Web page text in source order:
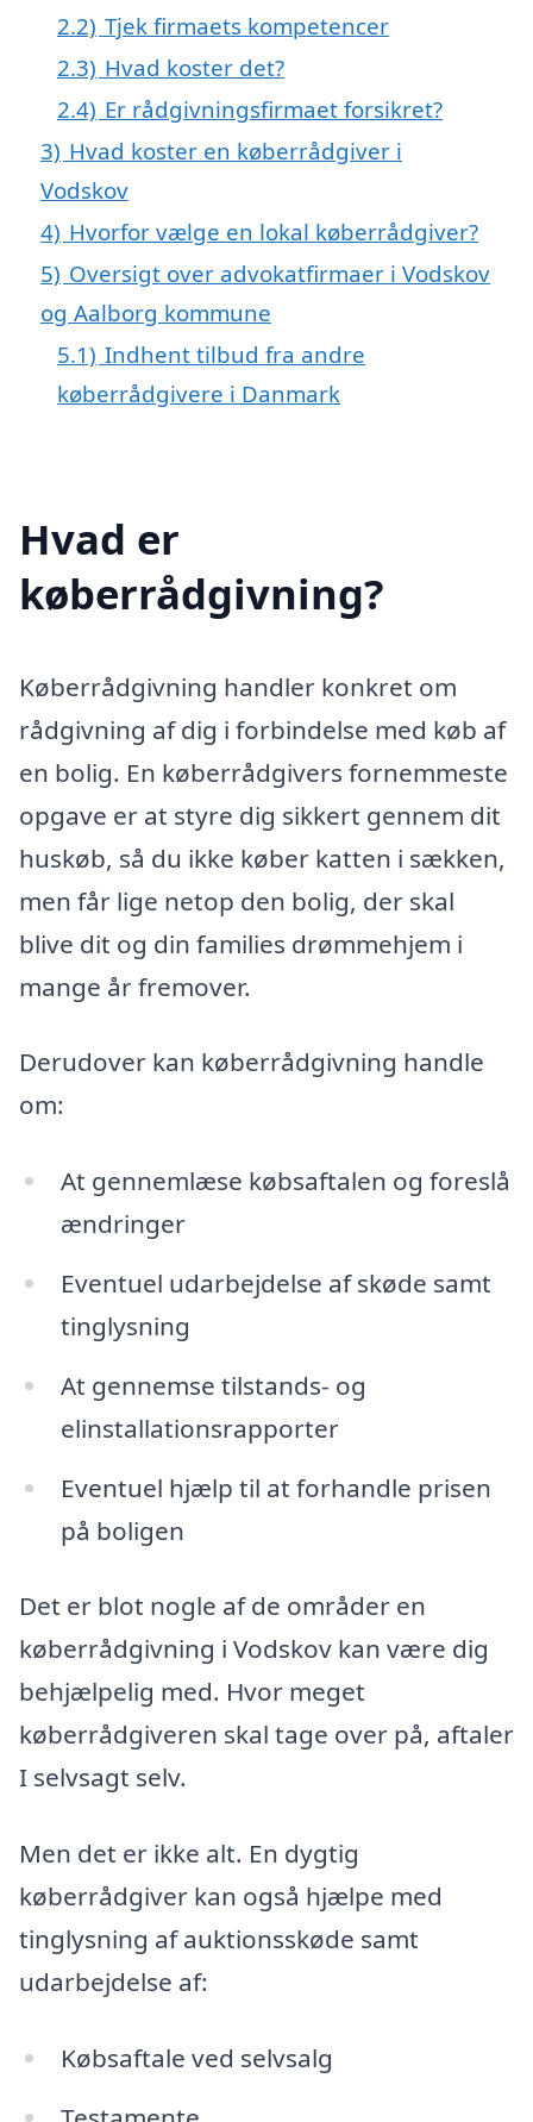
2.2) Tjek firmaets kompetencer
2.3) Hvad koster det?
2.4) Er rådgivningsfirmaet forsikret?
3) Hvad koster en køberrådgiver i
Vodskov
4) Hvorfor vælge en lokal køberrådgiver?
5) Oversigt over advokatfirmaer i Vodskov
og Aalborg kommune
5.1) Indhent tilbud fra andre
køberrådgivere i Danmark
Hvad er
køberrådgivning?
Køberrådgivning handler konkret om
rådgivning af dig i forbindelse med køb af
en bolig. En køberrådgivers fornemmeste
opgave er at styre dig sikkert gennem dit
huskøb, så du ikke køber katten i sækken,
men får lige netop den bolig, der skal
blive dit og din families drømmehjem i
mange år fremover.
Derudover kan køberrådgivning handle
om:
At gennemlæse købsaftalen og foreslå
ændringer
Eventuel udarbejdelse af skøde samt
tinglysning
At gennemse tilstands- og
elinstallationsrapporter
Eventuel hjælp til at forhandle prisen
på boligen
Det er blot nogle af de områder en
køberrådgivning i Vodskov kan være dig
behjælpelig med. Hvor meget
køberrådgiveren skal tage over på, aftaler
I selvsagt selv.
Men det er ikke alt. En dygtig
køberrådgiver kan også hjælpe med
tinglysning af auktionsskøde samt
udarbejdelse af:
Købsaftale ved selvsalg